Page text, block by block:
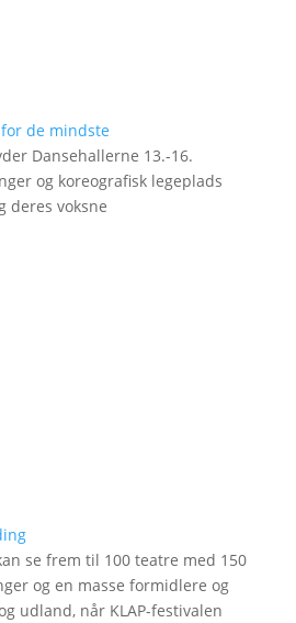
de mindste
Dansehallerne 13.-16.
og koreografisk legeplads
deres voksne
se frem til 100 teatre med 150
og en masse formidlere og
udland, når KLAP-festivalen